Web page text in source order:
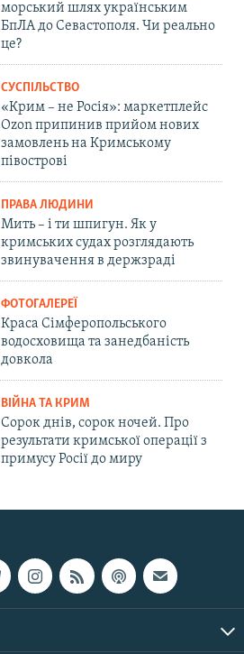
морський шлях українським
БпЛА до Севастополя. Чи реально
це?
СУСПІЛЬСТВО
«Крим – не Росія»: маркетплейс
Ozon припинив прийом нових
замовлень на Кримському
півострові
ПРАВА ЛЮДИНИ
Мить – і ти шпигун. Як у
кримських судах розглядають
звинувачення в держзраді
ФОТОГАЛЕРЕЇ
Краса Сімферопольського
водосховища та занедбаність
довкола
ВІЙНА ТА КРИМ
Сорок днів, сорок ночей. Про
результати кримської операції з
примусу Росії до миру